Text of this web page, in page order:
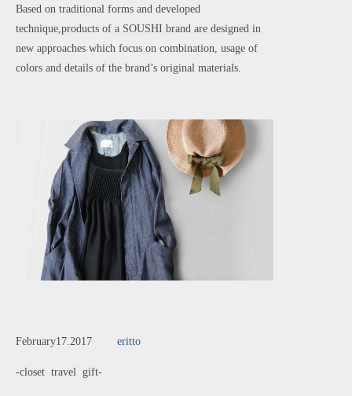
Based on traditional forms and developed
technique,products of a SOUSHI brand are designed in
new approaches which focus on combination, usage of
colors and details of the brand’s original materials.
February17.2017 eritto
-closet travel gift-